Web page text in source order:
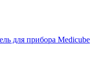
для прибора Medicube